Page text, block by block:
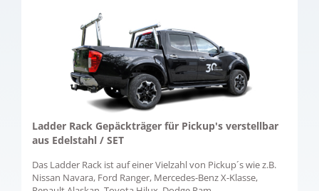
Ladder Rack Gepäckträger für Pickup's verstellbar
aus Edelstahl / SET
Das Ladder Rack ist auf einer Vielzahl von Pickup´s wie z.B.
Nissan Navara, Ford Ranger, Mercedes-Benz X-Klasse,